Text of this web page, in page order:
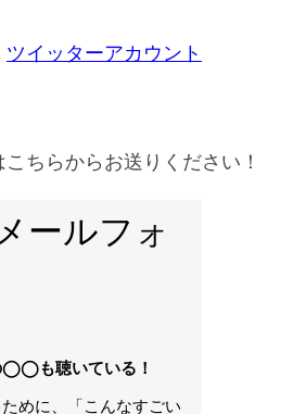
ツイッターアカウント
ちらからお送りください！